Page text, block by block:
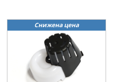
Снижена цена